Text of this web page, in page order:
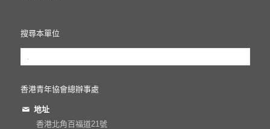
搜尋本單位
香港青年協會總辦事處
地址
香港北角百福道21號